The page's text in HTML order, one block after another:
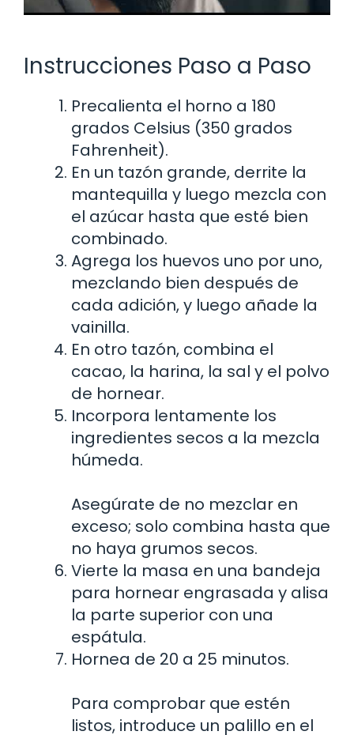
Instrucciones Paso a Paso
Precalienta el horno a 180
grados Celsius (350 grados
Fahrenheit).
En un tazón grande, derrite la
mantequilla y luego mezcla con
el azúcar hasta que esté bien
combinado.
Agrega los huevos uno por uno,
mezclando bien después de
cada adición, y luego añade la
vainilla.
En otro tazón, combina el
cacao, la harina, la sal y el polvo
de hornear.
Incorpora lentamente los
ingredientes secos a la mezcla
húmeda.
Asegúrate de no mezclar en
exceso; solo combina hasta que
no haya grumos secos.
Vierte la masa en una bandeja
para hornear engrasada y alisa
la parte superior con una
espátula.
Hornea de 20 a 25 minutos.
Para comprobar que estén
listos, introduce un palillo en el